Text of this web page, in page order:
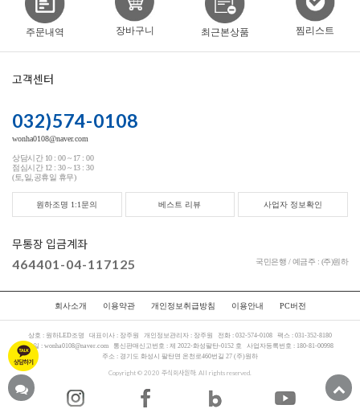
주문내역 장바구니 최근본상품 찜리스트
고객센터
032)574-0108
wonha0108@naver.com
상담시간 10 : 00 ~ 17 : 00
점심시간 12 : 30 ~ 13 : 30
(토,일,공휴일 휴무)
원하조명 1:1문의 베스트 리뷰 사업자 정보확인
무통장 입금계좌
464401-04-117125 국민은행 / 예금주 : (주)원하
회사소개 이용약관 개인정보취급방침 이용안내 PC버전
상호 : 원하LED조명 대표이사 : 장주원 개인정보관리자 : 장주원 전화 : 032-574-0108 팩스 : 031-352-8180
메일 : wonha0108@naver.com 통신판매신고번호 : 제 2022-화성팔탄-0152 호 사업자등록번호 : 180-81-00998
주소 : 경기도 화성시 팔탄면 온천로460번길 27 (주)원하
Copyright © 2020 주식회사원하. All rights reserved.